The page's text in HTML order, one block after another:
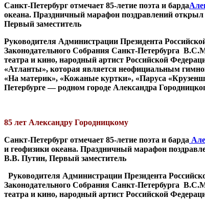
Санкт-Петербург отмечает 85-летие поэта и барда
океана. Праздничный марафон поздравлений
Первый заместитель
Руководителя Администрации Президента
Законодательного Собрания Санкт-Петербурга
театра и кино, народный артист Российской
«Атланты», которая является неофициальным
«На материк», «Кожаные куртки», «Паруса
Петербурге — родном городе Александра
85 лет Александру Городницкому
Санкт-Петербург отмечает 85-летие поэта и барда
и геофизики океана. Праздничный марафон
В.В. Путин, Первый заместитель
Руководителя Администрации Президента
Законодательного Собрания Санкт-Петербурга
театра и кино, народный артист Российской